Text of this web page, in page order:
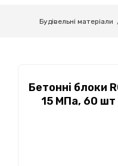
Будівельні матеріали
Бетонні блоки
15 МПа, 60